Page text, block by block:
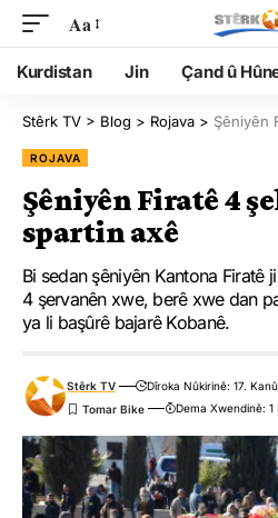
Aa
Kurdistan Jin Çand û
Stêrk TV > Blog > Rojava > Şêniyên
ROJAVA
Şêniyên Firatê 4
spartin axê
Bi sedan şêniyên Kantona Firatê
4 şervanên xwe, berê xwe dan
ya li başûrê bajarê Kobanê.
Stêrk TV
Dîroka Nûkirinê: 17.
Dema Xwendinê: 1